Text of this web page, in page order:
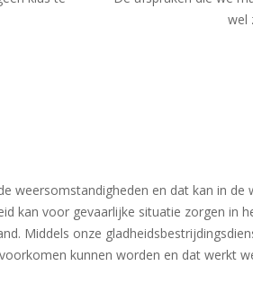
wel
weersomstandigheden en dat kan in
kan voor gevaarlijke situatie zorgen in
Middels onze
kunnen worden en dat werkt